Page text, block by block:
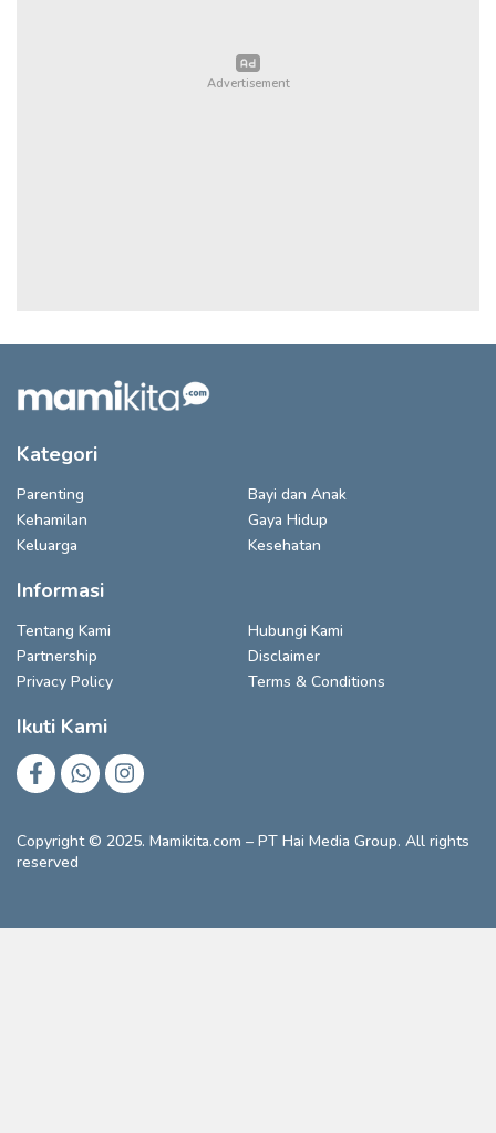
Kategori
Parenting
Bayi dan Anak
Kehamilan
Gaya Hidup
Keluarga
Kesehatan
Informasi
Tentang Kami
Hubungi Kami
Partnership
Disclaimer
Privacy Policy
Terms & Conditions
Ikuti Kami
Copyright © 2025. Mamikita.com – PT Hai Media Group. All rights
reserved